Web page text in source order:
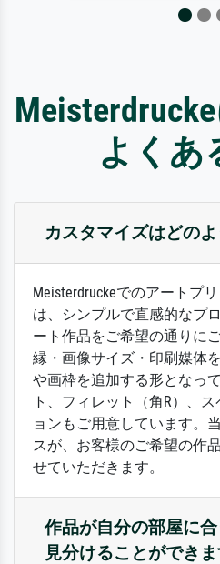
よくあ
カスタマイズはどの
Meisterdruckeでのアートプ
は、シンプルで直感的なプ
ート作品をご希望の通りに
縁・画像サイズ・印刷媒体
や画枠を追加する形となっ
ト、フィレット（角R）、
ョンもご用意しています。
スが、お客様のご希望の作
せていただきます。
作品が自分の部屋に
見分けることができま